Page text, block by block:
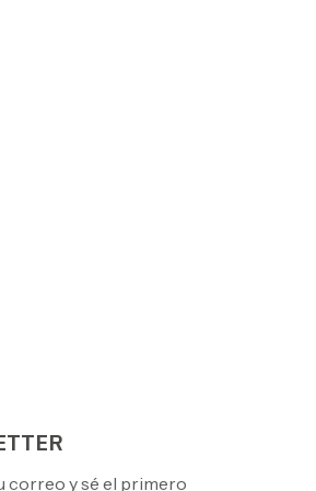
correo y sé el primero